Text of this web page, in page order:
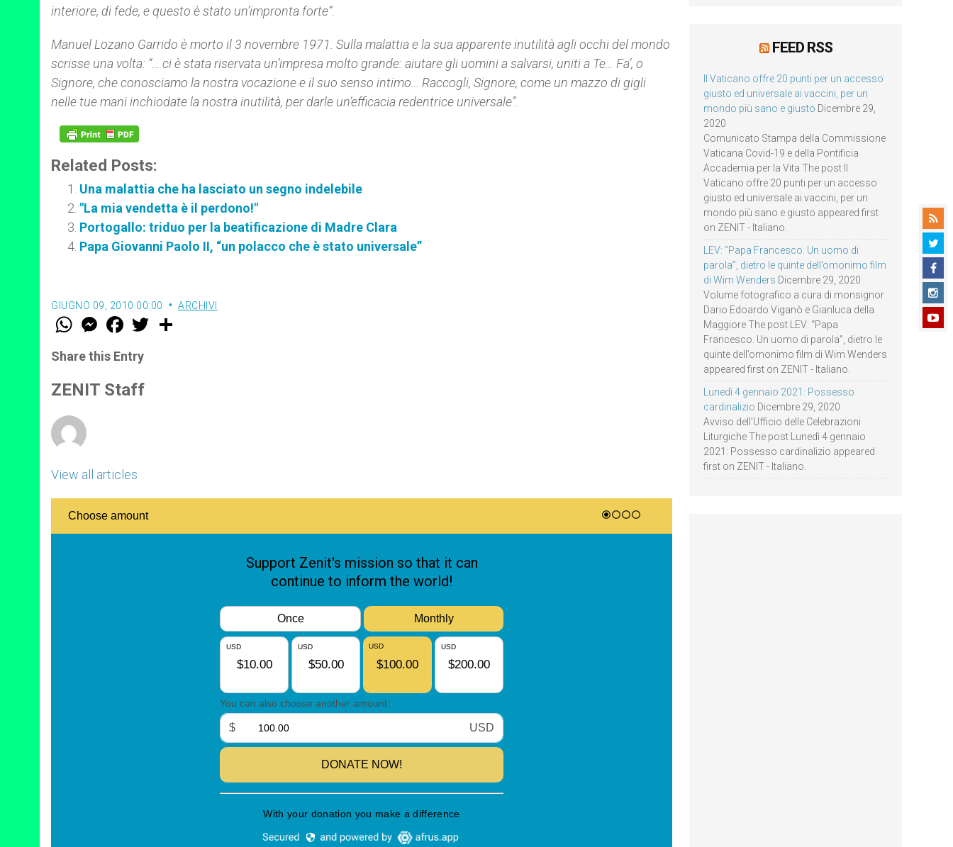
interiore, di fede, e questo è stato un’impronta forte”.
Manuel Lozano Garrido è morto il 3 novembre 1971. Sulla malattia e la sua apparente inutilità agli occhi del mondo
scrisse una volta: “… ci è stata riservata un’impresa molto grande: aiutare gli uomini a salvarsi, uniti a Te… Fa’, o
Signore, che conosciamo la nostra vocazione e il suo senso intimo… Raccogli, Signore, come un mazzo di gigli
nelle tue mani inchiodate la nostra inutilità, per darle un’efficacia redentrice universale”.
Related Posts:
Una malattia che ha lasciato un segno indelebile
"La mia vendetta è il perdono!"
Portogallo: triduo per la beatificazione di Madre Clara
Papa Giovanni Paolo II, “un polacco che è stato universale”
GIUGNO 09, 2010 00:00 ARCHIVI
W
t
s
p
p
M
e
s
e
g
e
F
a
e
b
o
k
w
Share this Entry
ZENIT Staff
View all articles
FEED RSS
Il Vaticano offre 20 punti per un accesso
giusto ed universale ai vaccini, per un
mondo più sano e giusto Dicembre 29,
2020
Comunicato Stampa della Commissione
Vaticana Covid-19 e della Pontificia
Accademia per la Vita The post Il
Vaticano offre 20 punti per un accesso
giusto ed universale ai vaccini, per un
mondo più sano e giusto appeared first
on ZENIT - Italiano.
LEV: “Papa Francesco. Un uomo di
parola”, dietro le quinte dell’omonimo film
di Wim Wenders Dicembre 29, 2020
Volume fotografico a cura di monsignor
Dario Edoardo Viganò e Gianluca della
Maggiore The post LEV: “Papa
Francesco. Un uomo di parola”, dietro le
quinte dell’omonimo film di Wim Wenders
appeared first on ZENIT - Italiano.
Lunedì 4 gennaio 2021: Possesso
cardinalizio Dicembre 29, 2020
Avviso dell’Ufficio delle Celebrazioni
Liturgiche The post Lunedì 4 gennaio
2021: Possesso cardinalizio appeared
first on ZENIT - Italiano.